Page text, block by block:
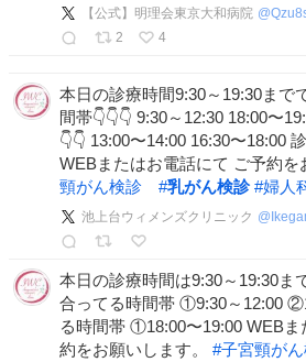
【公式】明理会東京大和病院 @
2
4
本日の診療時間9:30～19:30まで
間帯👇👇👇 9:30～12:30 18:00〜
👇👇 13:00〜14:00 16:30〜18:00
WEBまたはお電話にて ご予約を
頸がん検診
#乳がん検診 #婦人
池上台ウィメンズクリニック @
本日の診療時間は9:30～19:30ま
合ってる時間帯 ①9:30～12:00
る時間帯 ①18:00〜19:00 WEB
約をお願いします。 #子宮頸が